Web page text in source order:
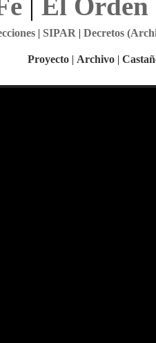
| SIPAR | Decretos
Proyecto | Archivo |